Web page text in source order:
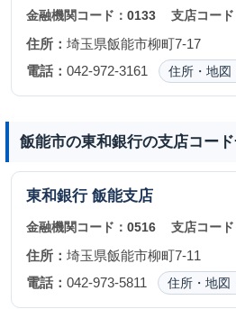
金融機関コード： 0133 支店コー
住所： 埼玉県飯能市柳町7-17
電話： 042-972-3161 住所・地図
飯能市の東和銀行の支店コー
東和銀行 飯能支店
金融機関コード： 0516 支店コー
住所： 埼玉県飯能市柳町7-11
電話： 042-973-5811 住所・地図